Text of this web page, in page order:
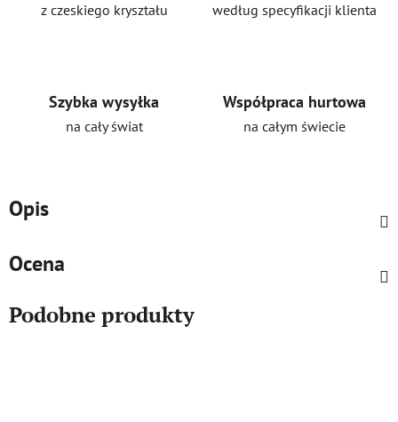
z czeskiego kryształu według specyfikacji klienta
Szybka wysyłka
na cały świat
Współpraca hurtowa
na całym świecie
Opis
Ocena
Podobne produkty